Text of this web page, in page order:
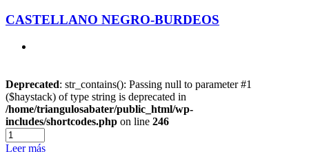
CASTELLANO NEGRO-BURDEOS
Deprecated: str_contains(): Passing null to parameter #1
($haystack) of type string is deprecated in
/home/triangulosabater/public_html/wp-
includes/shortcodes.php on line 246
Leer más